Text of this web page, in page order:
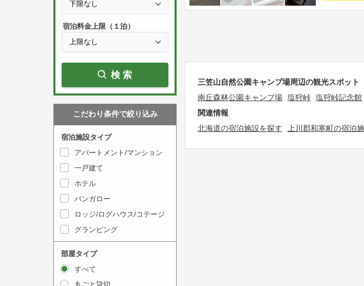
w
a
r
w
e
t
o
t
e
a
c
t
e
w
a
r
w
k
t
o
n
t
e
r
宿泊料金上限（１泊）
検索
こだわり条件で絞り込み
宿泊施設タイプ
アパートメント/マンション
一戸建て
ホテル
バンガロー
ロッジ/ログハウス/コテージ
グランピング
部屋タイプ
すべて
丸ごと貸切
三笠山自然公園キャンプ場周辺の観光スポット
南丘森林公園キャンプ場 塩狩峠 塩狩峠記念館
関連情報
北海道の宿泊施設を探す
上川郡和寒町の宿泊